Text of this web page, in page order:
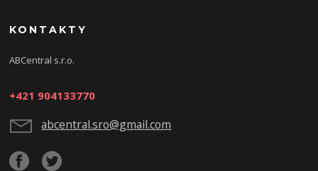
KONTAKTY
ABCentral s.r.o.
+421 904133770
abcentral.sro@gmail.com